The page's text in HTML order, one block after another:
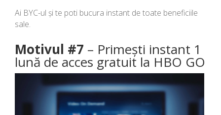
Ai BYC-ul și te poti bucura instant de toate beneficiile
sale.
Motivul #7 – Primești instant 1
lună de acces gratuit la HBO GO